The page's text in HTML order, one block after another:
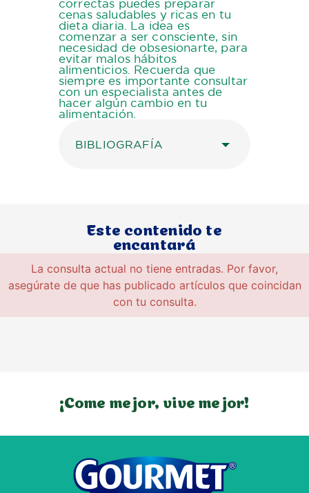
correctas puedes preparar
cenas saludables y ricas en tu
dieta diaria. La idea es
comenzar a ser consciente, sin
necesidad de obsesionarte, para
evitar malos hábitos
alimenticios. Recuerda que
siempre es importante consultar
con un especialista antes de
hacer algún cambio en tu
alimentación.
BIBLIOGRAFÍA
Este contenido te
encantará
La consulta actual no tiene entradas. Por favor,
asegúrate de que has publicado artículos que coincidan
con tu consulta.
¡Come mejor, vive mejor!